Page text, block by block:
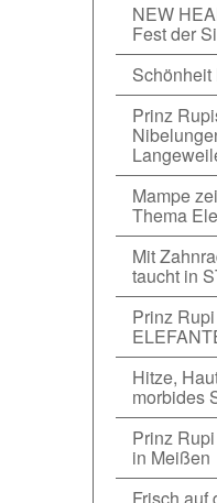
NEW
Fest der
Prinz
Mampe
Thema
Mit
taucht in
Prinz
Hitze,
morbides
Prinz
in Meißen